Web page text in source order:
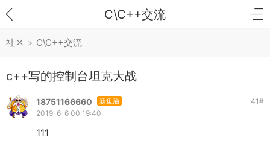
C\C++交流
社区 > C\C++交流
c++写的控制台坦克大战
18751166660 新鱼油 41#
2019-6-6 00:19:40
111